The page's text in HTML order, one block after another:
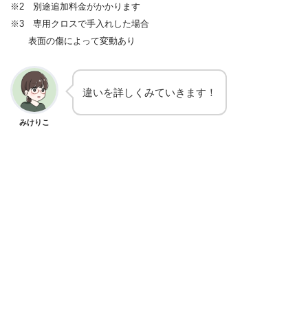
※2 別途追加料金がかかります
※3 専用クロスで手入れした場合
表面の傷によって変動あり
みけりこ
違いを詳しくみていきます！